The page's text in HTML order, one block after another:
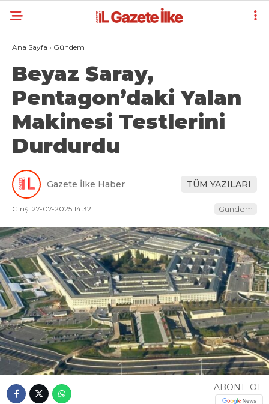
Ana Sayfa › Gündem
Beyaz Saray,
Pentagon’daki Yalan
Makinesi Testlerini
Durdurdu
Gazete İlke Haber TÜM YAZILARI
Giriş: 27-07-2025 14:32 Gündem
ABONE OL